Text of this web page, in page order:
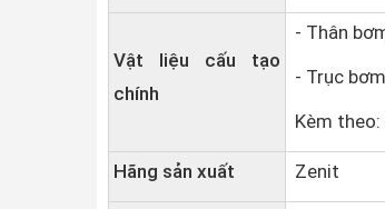
Vật liệu cấu tạo
chính
- Thân
- Trục
Kèm
Hãng sản xuất Zenit